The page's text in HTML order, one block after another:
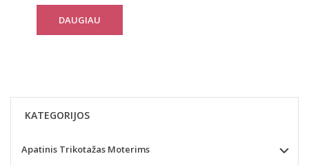
35 WDUM
DAUGIAU
KATEGORIJOS
Apatinis Trikotažas Moterims